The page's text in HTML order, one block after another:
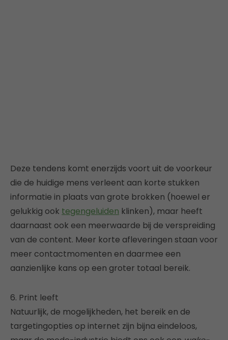
Deze tendens komt enerzijds voort uit de voorkeur
die de huidige mens verleent aan korte stukken
informatie in plaats van grote brokken (hoewel er
gelukkig ook tegengeluiden klinken), maar heeft
daarnaast ook een meerwaarde bij de verspreiding
van de content. Meer korte afleveringen staan voor
meer contactmomenten en daarmee een
aanzienlijke kans op een groter totaal bereik.
6. Print leeft
Natuurlijk, de mogelijkheden, het bereik en de
targetingopties op internet zijn bijna eindeloos,